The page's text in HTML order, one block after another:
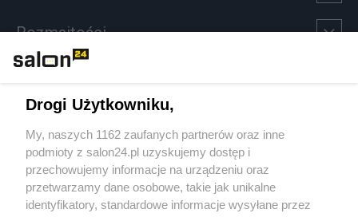
Rozmaitości
Sport
Społeczeństwo
Kultura
Drogi Użytkowniku,
My, naszych 1162 zaufanych partnerów oraz inne
podmioty z salon24.pl uzyskujemy dostęp i
przechowujemy informacje na urządzeniu oraz
przetwarzamy dane osobowe, takie jak unikalne
identyfikatory, standardowe informacje wysyłane przez